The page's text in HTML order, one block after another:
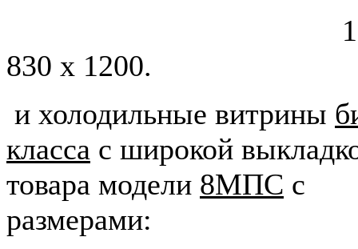
1800
830 х 1200.
и холодильные витрины
класса с широкой
товара модели 8МПС с
размерами: